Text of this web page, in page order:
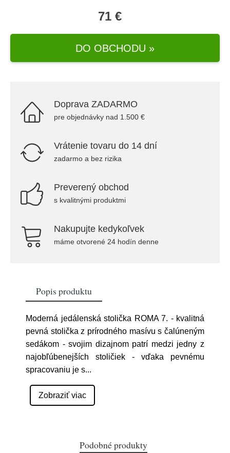
71 €
DO OBCHODU »
Doprava ZADARMO
pre objednávky nad 1.500 €
Vrátenie tovaru do 14 dní
zadarmo a bez rizika
Preverený obchod
s kvalitnými produktmi
Nakupujte kedykoľvek
máme otvorené 24 hodín denne
Popis produktu
Moderná jedálenská stolička ROMA 7. - kvalitná
pevná stolička z prírodného masívu s čalúneným
sedákom - svojim dizajnom patrí medzi jedny z
najobľúbenejších stoličiek - vďaka pevnému
spracovaniu je s...
Zobraziť viac
Podobné produkty